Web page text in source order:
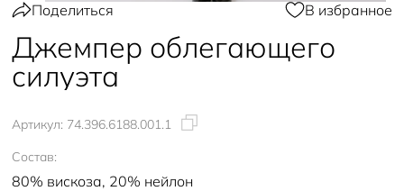
Поделиться В избранное
Джемпер облегающего
силуэта
Артикул: 74.396.6188.001.1
Состав:
80% вискоза, 20% нейлон